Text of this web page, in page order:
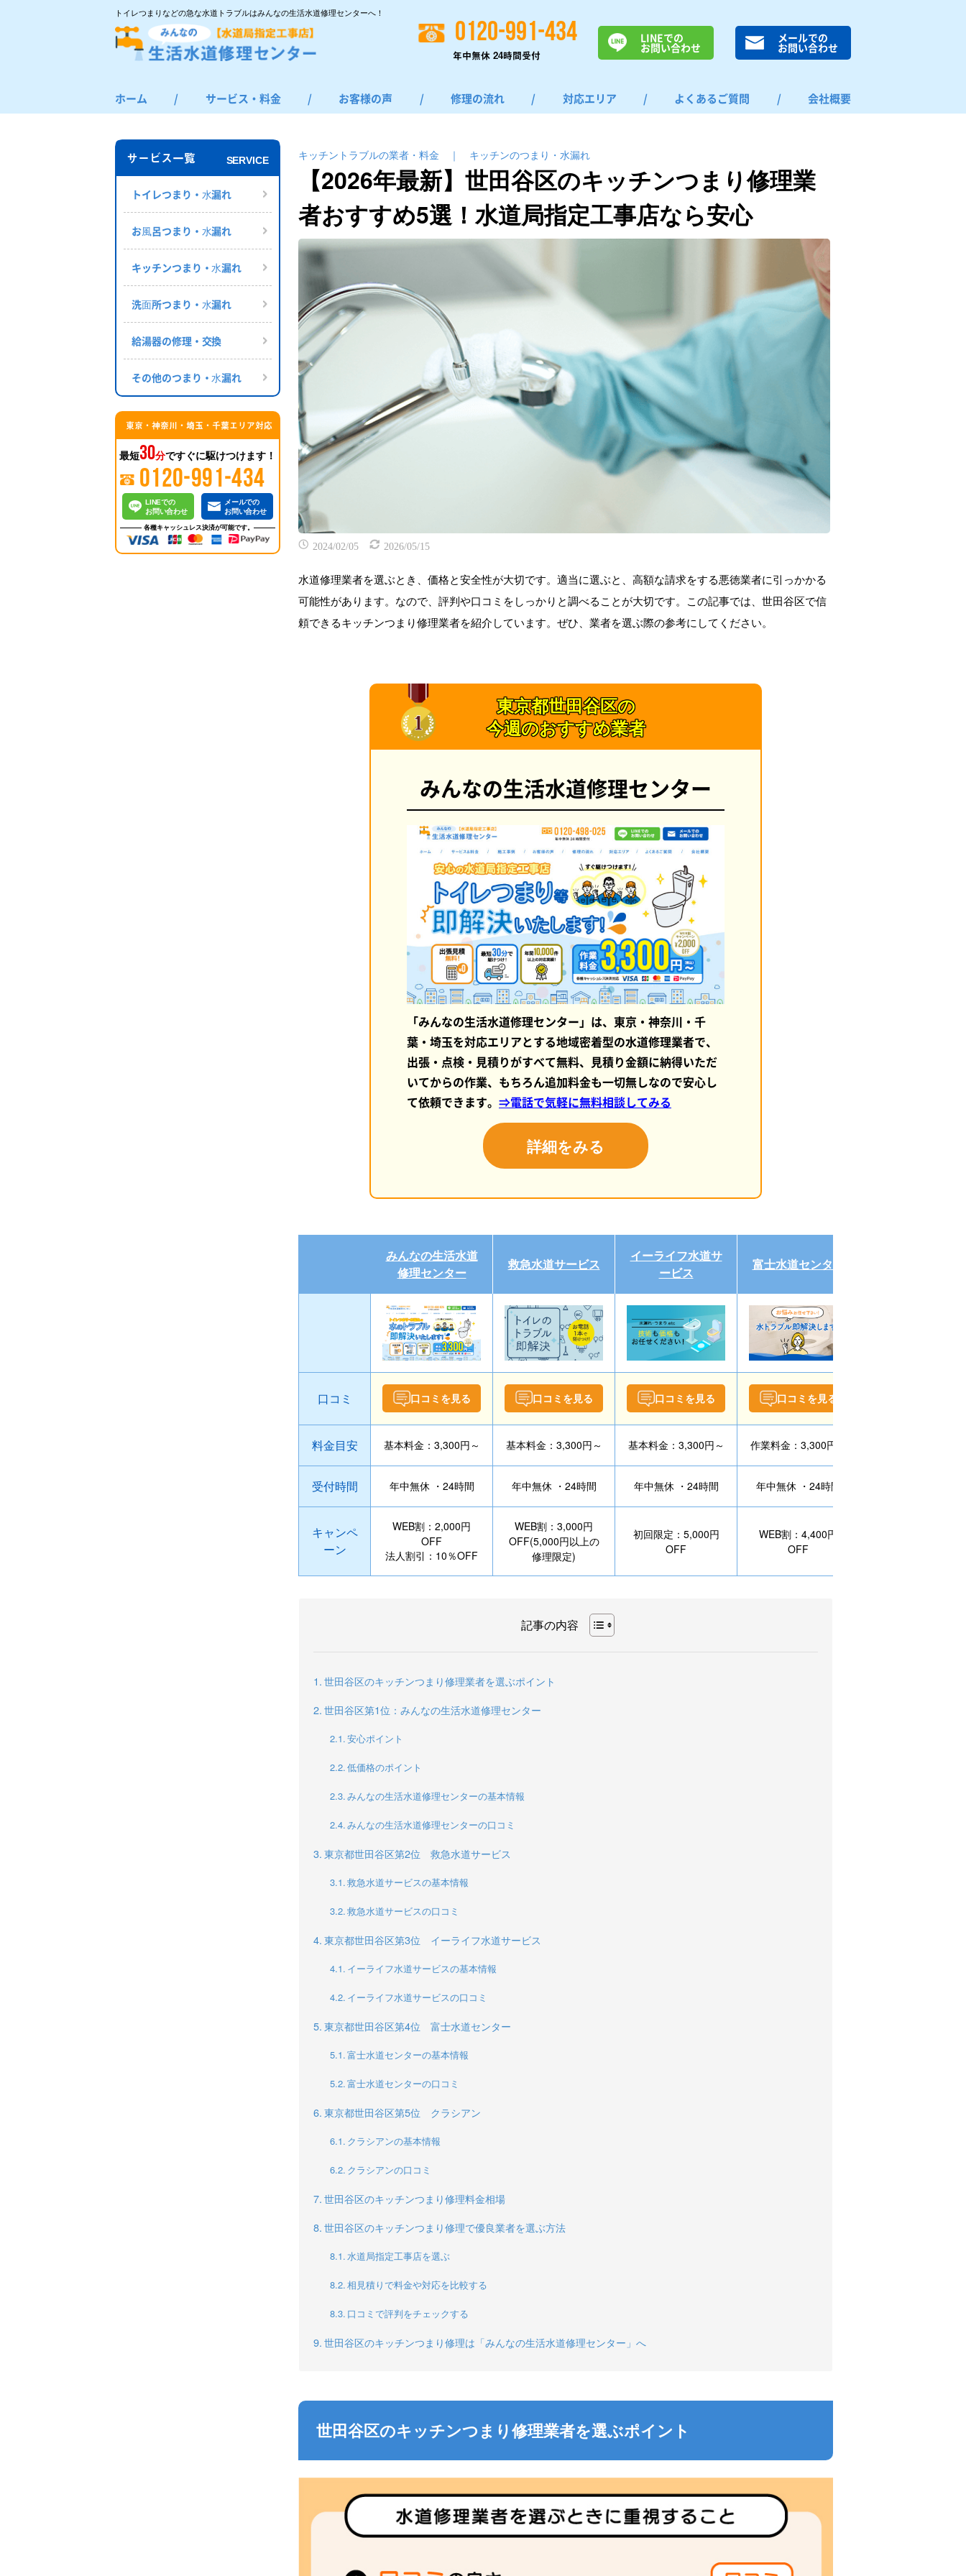
トイレつまりなどの急な水道トラブルはみんなの生活水道修理センターへ！
0120-991-434
年中無休 24時間受付
LINEでの
お問い合わせ
メールでの
お問い合わせ
ホーム / サービス・料金
トイレつまり・水漏れ
お風呂つまり・水漏れ
キッチンつまり・水漏れ
洗面所つまり・水漏れ
給湯器の修理・交換
その他のつまり・水漏れ
/ お客様の声 / 修理の流れ / 対応エリア / よくあるご質問 / 会社概要
サービス一覧 SERVICE
トイレつまり・⽔漏れ
お⾵呂つまり・⽔漏れ
キッチンつまり・⽔漏れ
洗⾯所つまり・⽔漏れ
給湯器の修理・交換
その他のつまり・⽔漏れ
東京・神奈川・埼玉・千葉エリア対応
最短30分ですぐに駆けつけます！
0120-991-434
LINEでの
お問い合わせ
メールでの
お問い合わせ
各種キャッシュレス決済が可能です。
キッチントラブルの業者・料金 ｜ キッチンのつまり・⽔漏れ
【2026年最新】世田谷区のキッチンつまり修理業
者おすすめ5選！水道局指定工事店なら安心
2024/02/05 2026/05/15
水道修理業者を選ぶとき、価格と安全性が大切です。適当に選ぶと、高額な請求をする悪徳業者に引っかかる
可能性があります。なので、評判や口コミをしっかりと調べることが大切です。この記事では、世田谷区で信
頼できるキッチンつまり修理業者を紹介しています。ぜひ、業者を選ぶ際の参考にしてください。
東京都世田谷区の
今週のおすすめ業者
みんなの生活水道修理センター
「みんなの生活水道修理センター」は、東京・神奈川・千
葉・埼玉を対応エリアとする地域密着型の水道修理業者で、
出張・点検・見積りがすべて無料、見積り金額に納得いただ
いてからの作業、もちろん追加料金も一切無しなので安心し
て依頼できます。 ⇒電話で気軽に無料相談してみる
詳細をみる
みんなの生活水道
修理センター
救急水道サービス
イーライフ水道サ
ービス
富士水道センター
口コミ 口コミを見る 口コミを見る 口コミを見る 口コミを見る
料金目安 基本料金：3,300円～ 基本料金：3,300円～ 基本料金：3,300円～ 作業料金：3,300円～
受付時間 年中無休 ・24時間 年中無休 ・24時間 年中無休 ・24時間 年中無休 ・24時間
キャンペ
ーン
WEB割：2,000円
OFF
法人割引：10％OFF
WEB割：3,000円
OFF(5,000円以上の
修理限定)
初回限定：5,000円
OFF
WEB割：4,400円
OFF
記事の内容
世田谷区のキッチンつまり修理業者を選ぶポイント
世田谷区第1位：みんなの生活水道修理センター
安心ポイント
低価格のポイント
みんなの生活水道修理センターの基本情報
みんなの生活水道修理センターの口コミ
東京都世田谷区第2位 救急水道サービス
救急水道サービスの基本情報
救急水道サービスの口コミ
東京都世田谷区第3位 イーライフ水道サービス
イーライフ水道サービスの基本情報
イーライフ水道サービスの口コミ
東京都世田谷区第4位 富士水道センター
富士水道センターの基本情報
富士水道センターの口コミ
東京都世田谷区第5位 クラシアン
クラシアンの基本情報
クラシアンの口コミ
世田谷区のキッチンつまり修理料金相場
世田谷区のキッチンつまり修理で優良業者を選ぶ方法
水道局指定工事店を選ぶ
相見積りで料金や対応を比較する
口コミで評判をチェックする
世田谷区のキッチンつまり修理は「みんなの生活水道修理センター」へ
世田谷区のキッチンつまり修理業者を選ぶポイント